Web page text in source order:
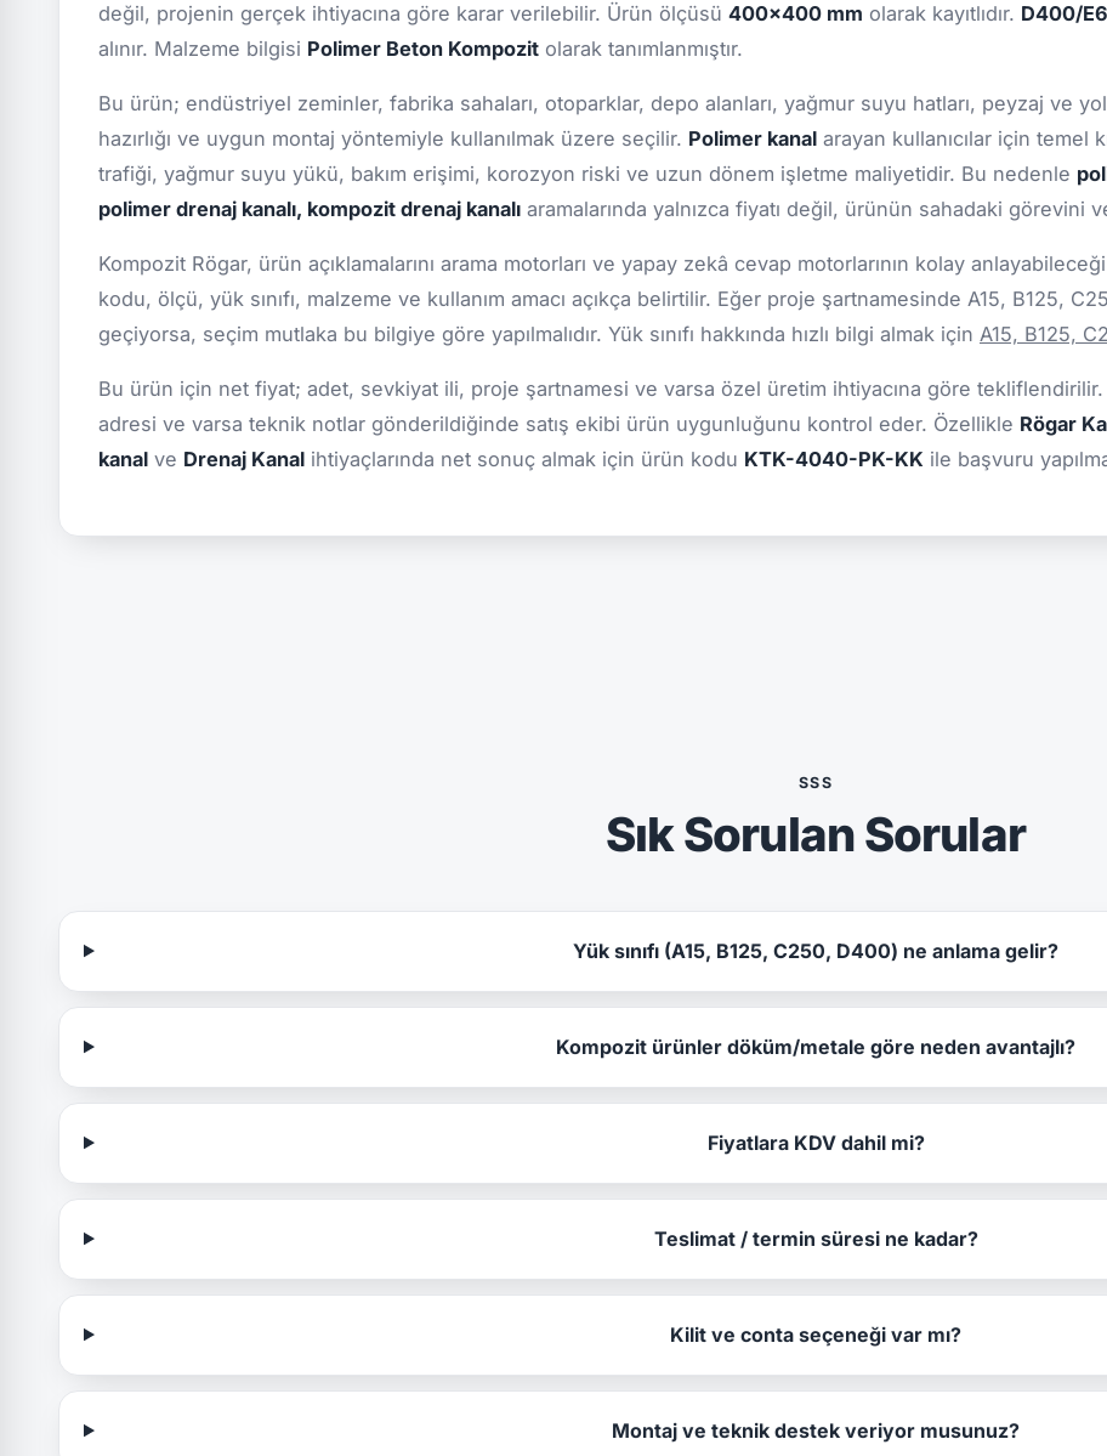
değil, projenin gerçek ihtiyacına göre karar verilebilir. Ürün ölçüsü 400x400 mm olarak kayıtlıdır. D400/
alınır. Malzeme bilgisi Polimer Beton Kompozit olarak tanımlanmıştır.
Bu ürün; endüstriyel zeminler, fabrika sahaları, otoparklar, depo alanları, yağmur suyu hatları, peyzaj ve
hazırlığı ve uygun montaj yöntemiyle kullanılmak üzere seçilir. Polimer kanal arayan kullanıcılar için
trafiği, yağmur suyu yükü, bakım erişimi, korozyon riski ve uzun dönem işletme maliyetidir. Bu nedenle
polimer drenaj kanalı, kompozit drenaj kanalı aramalarında yalnızca fiyatı değil, ürünün sahadaki görevini
Kompozit Rögar, ürün açıklamalarını arama motorları ve yapay zekâ cevap motorlarının kolay
kodu, ölçü, yük sınıfı, malzeme ve kullanım amacı açıkça belirtilir. Eğer proje şartnamesinde A15, B125,
geçiyorsa, seçim mutlaka bu bilgiye göre yapılmalıdır. Yük sınıfı hakkında hızlı bilgi almak için A15, B125,
Bu ürün için net fiyat; adet, sevkiyat ili, proje şartnamesi ve varsa özel üretim ihtiyacına göre tekliflendirilir.
adresi ve varsa teknik notlar gönderildiğinde satış ekibi ürün uygunluğunu kontrol eder. Özellikle Rögar
kanal ve Drenaj Kanal ihtiyaçlarında net sonuç almak için ürün kodu KTK-4040-PK-KK ile başvuru
SSS
Sık Sorulan Sorular
Yük sınıfı (A15, B125, C250, D400) ne anlama gelir?
Kompozit ürünler döküm/metale göre neden avantajlı?
Fiyatlara KDV dahil mi?
Teslimat / termin süresi ne kadar?
Kilit ve conta seçeneği var mı?
Montaj ve teknik destek veriyor musunuz?